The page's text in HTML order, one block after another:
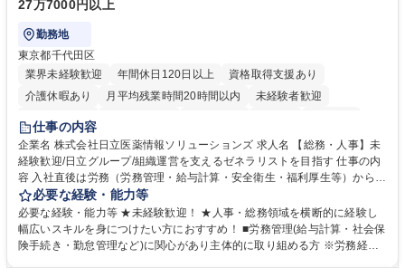
27万7000円以上
勤務地
東京都千代田区
業界未経験歓迎
年間休日120日以上
資格取得支援あり
介護休暇あり
月平均残業時間20時間以内
未経験者歓迎
住宅手当あり
育休あり
完全週休2日制 交通費支給 土日祝休み 寮・社宅あり
仕事の内容
企業名 株式会社日立医薬情報ソリューションズ 求人名 【総務・人事】未
経験歓迎/日立グループ/組織運営を支えるゼネラリストを目指す 仕事の内
容 入社直後は労務（労務管理・給与計算・安全衛生・福利厚生等）からお
任せいたします。将来は総務・採用・教育業務へ守備範囲を広げ、組織運
営を支えるゼネラリストをめざせます。 ・初期業務：労働時間管理、給与
計算、社会保険対応、福利厚生管理、安全衛生、健康経営推進等をお任せ
します。ご経験に応じて、休職者管理など、幅広く経験を積んでいただき
必要な経験・能力等
必要な経験・能力等 ★未経験歓迎！ ★人事・総務領域を横断的に経験し
幅広いスキルを身につけたい方におすすめ！ ■労務管理(給与計算・社会保
険手続き・勤怠管理など)に関心があり主体的に取り組める方 ※労務経験